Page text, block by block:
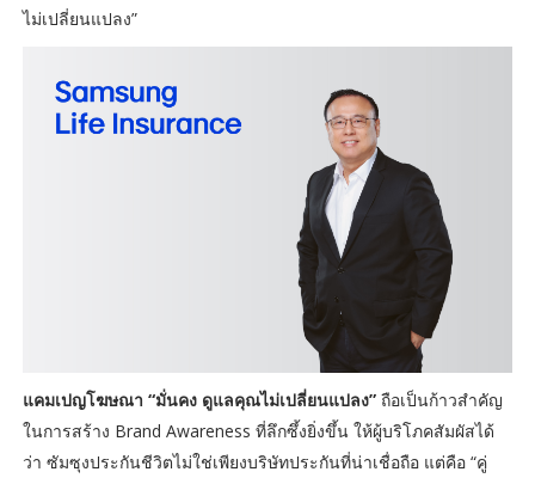
ไม่เปลี่ยนแปลง”
แคมเปญโฆษณา “มั่นคง ดูแลคุณไม่เปลี่ยนแปลง”ถือเป็นก้าวสำคัญ
ในการสร้าง Brand Awareness ที่ลึกซึ้งยิ่งขึ้น ให้ผู้บริโภคสัมผัสได้
ว่า ซัมซุงประกันชีวิตไม่ใช่เพียงบริษัทประกันที่น่าเชื่อถือ แต่คือ “คู่